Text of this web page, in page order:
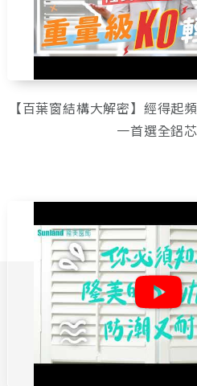
【百葉窗結構大解密】經得起
一首選全鋁芯